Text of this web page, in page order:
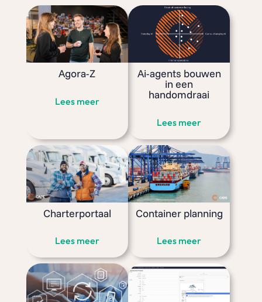
Agora-Z
Lees meer
Ai-agents bouwen
in een
handomdraai
Lees meer
Charterportaal
Lees meer
Container planning
Lees meer